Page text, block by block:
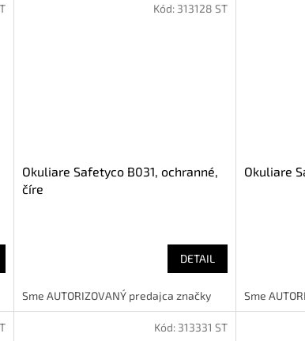
Okuliare Safetyco B031, ochranné,
číre
DETAIL
Sme AUTORIZOVANÝ predajca značky
Kód: 313128 ST
Okuliare
Sme
Kód: 313331 ST